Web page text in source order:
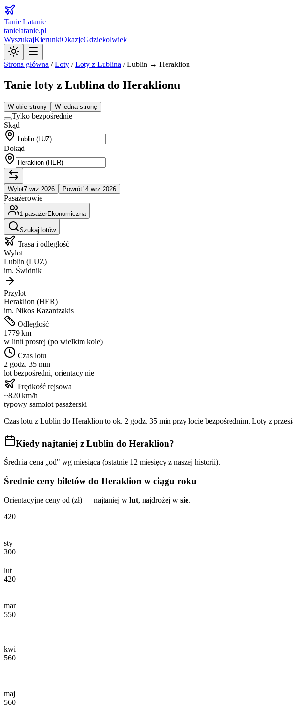
Tanie Latanie
tanielatanie.pl
WyszukajKierunkiOkazjeGdziekolwiek
Strona główna /Loty /Loty z Lublina /Lublin → Heraklion
Tanie loty z Lublina do Heraklionu
W obie strony W jedną stronę
Tylko bezpośrednie
Skąd
Dokąd
Wylot7 wrz 2026 Powrót14 wrz 2026
Pasażerowie
1 pasażerEkonomiczna
Szukaj lotów
Trasa i odległość
Wylot
Lublin (LUZ)
im. Świdnik
Przylot
Heraklion (HER)
im. Nikos Kazantzakis
Odległość
1779 km
w linii prostej (po wielkim kole)
Czas lotu
2 godz. 35 min
lot bezpośredni, orientacyjnie
Prędkość rejsowa
~820 km/h
typowy samolot pasażerski
Czas lotu z Lublin do Heraklion to ok. 2 godz. 35 min przy locie bezpośrednim. Loty z
Kiedy najtaniej z Lublin do Heraklion?
Średnia cena „od" wg miesiąca (ostatnie 12 miesięcy z naszej historii).
Średnie ceny biletów do Heraklion w ciągu roku
Orientacyjne ceny od (zł) — najtaniej w lut, najdrożej w sie.
420
sty
300
lut
420
mar
550
kwi
560
maj
560